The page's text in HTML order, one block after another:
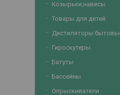
Козырьки,навесы
Товары для детей
Дистиляторы
Гироскутеры
Батуты
Бассейны
Опрыскиватели